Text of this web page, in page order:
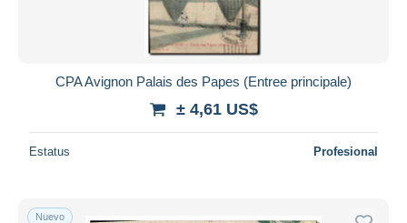
CPA Avignon Palais des Papes (Entree principale)
± 4,61 US$
Estatus Profesional
Nuevo